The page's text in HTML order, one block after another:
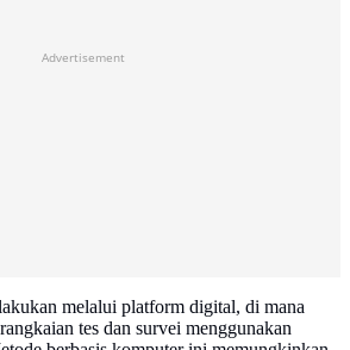
Advertisement
melalui platform digital, di mana
tes dan survei menggunakan